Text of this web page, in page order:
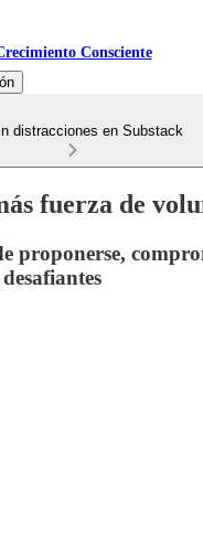
Consciente
distracciones en Substack
fuerza de
proponerse,